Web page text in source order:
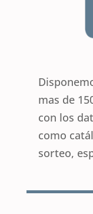
mas de
con los
como
sorteo,